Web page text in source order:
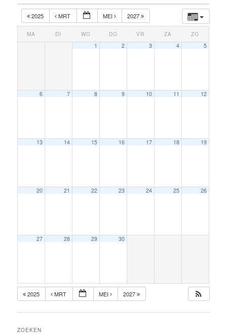
2025 MRT MEI 2027
MA DI WO DO VR ZA ZO
1 2 3 4 5
6 7 8 9 10 11 12
13 14 15 16 17 18 19
20 21 22 23 24 25 26
27 28 29 30
2025 MRT MEI 2027
ZOEKEN